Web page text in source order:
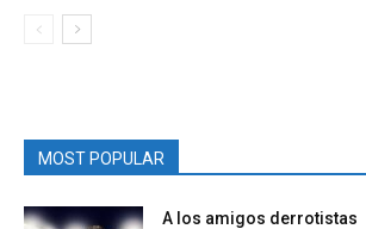
MOST POPULAR
A los amigos derrotistas